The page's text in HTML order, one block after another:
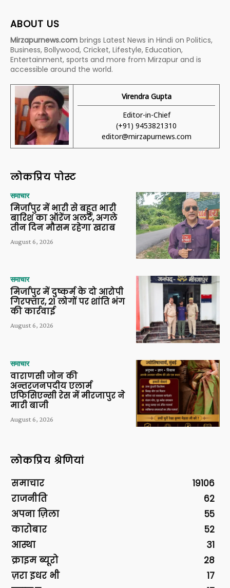
ABOUT US
Mirzapurnews.com brings Latest News in Hindi on Politics,
Business, Bollywood, Cricket, Lifestyle, Education,
Entertainment, sports and more from Mirzapur and is
accessible around the world.
Virendra Gupta
Editor-in-Chief
(+91) 9453821310
editor@mirzapurnews.com
लोकप्रिय पोस्ट
समाचार
मिर्जापुर में भारी से बहुत भारी
बारिश का ऑरेंज अलर्ट, अगले
तीन दिन मौसम रहेगा खराब
August 6, 2026
समाचार
मिर्जापुर में दुष्कर्म के दो आरोपी
गिरफ्तार, 21 लोगों पर शांति भंग
की कार्रवाई
August 6, 2026
समाचार
वाराणसी जोन की
अन्तरजनपदीय एलार्म
एफिसिएन्सी रेस में मीरजापुर ने
मारी बाजी
August 6, 2026
लोकप्रिय श्रेणियां
समाचार
19106
राजनीति
62
अपना ज़िला
55
कारोबार
52
आस्था
31
क्राइम ब्यूरो
28
ज़रा इधर भी
17